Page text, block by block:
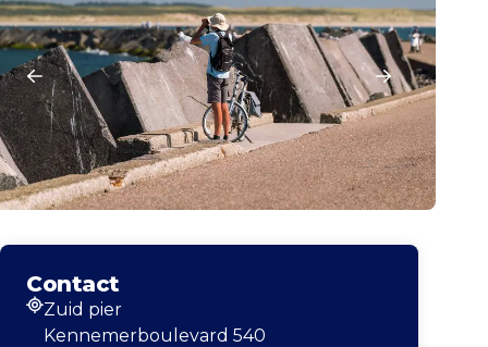
Contact
Adres
Zuid pier
Kennemerboulevard 540